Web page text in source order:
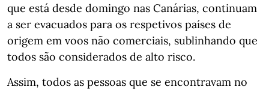
que está desde domingo nas Canárias, continuam
a ser evacuados para os respetivos países de
origem em voos não comerciais, sublinhando que
todos são considerados de alto risco.
Assim, todos as pessoas que se encontravam no